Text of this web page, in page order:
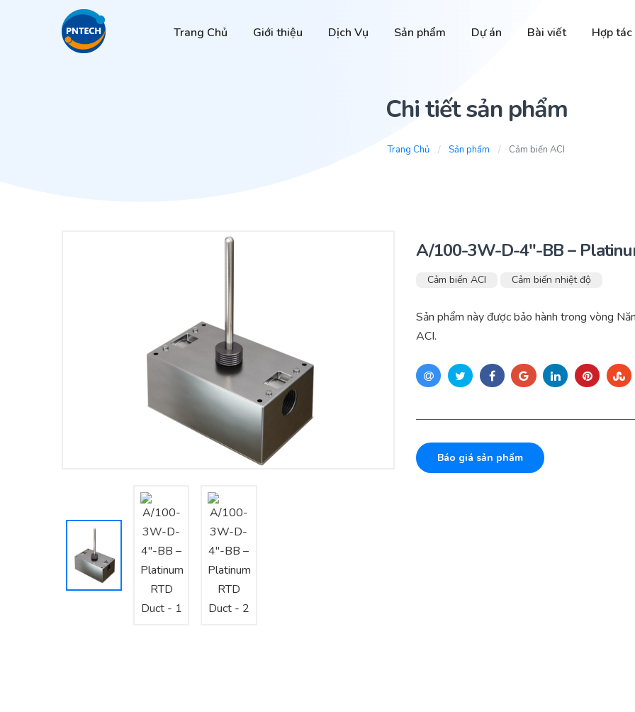
Trang Chủ Giới thiệu Dịch Vụ Sản phẩm Dự án Bài viết Hợp tác
Chi tiết sản phẩm
Trang Chủ Sản phẩm Cảm biến ACI
A/100-3W-D-4″-BB –
Cảm biến ACI Cảm biến nhiệt độ
Sản phẩm này được bảo hành trong vòng
ACI.
Báo giá sản phẩm